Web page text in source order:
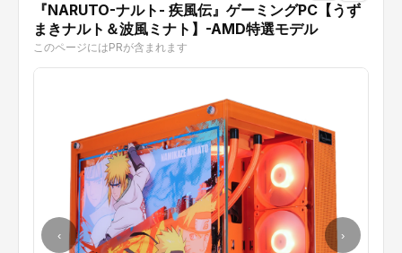
『NARUTO-ナルト- 疾風伝』ゲーミングPC【うず
まきナルト＆波風ミナト】-AMD特選モデル
このページにはPRが含まれます
‹ ›